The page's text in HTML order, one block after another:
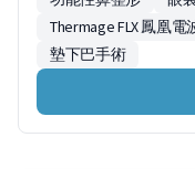
Thermage FLX 鳳凰電
墊下巴手術